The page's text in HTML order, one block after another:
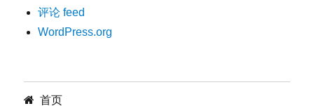
评论 feed
WordPress.org
首页